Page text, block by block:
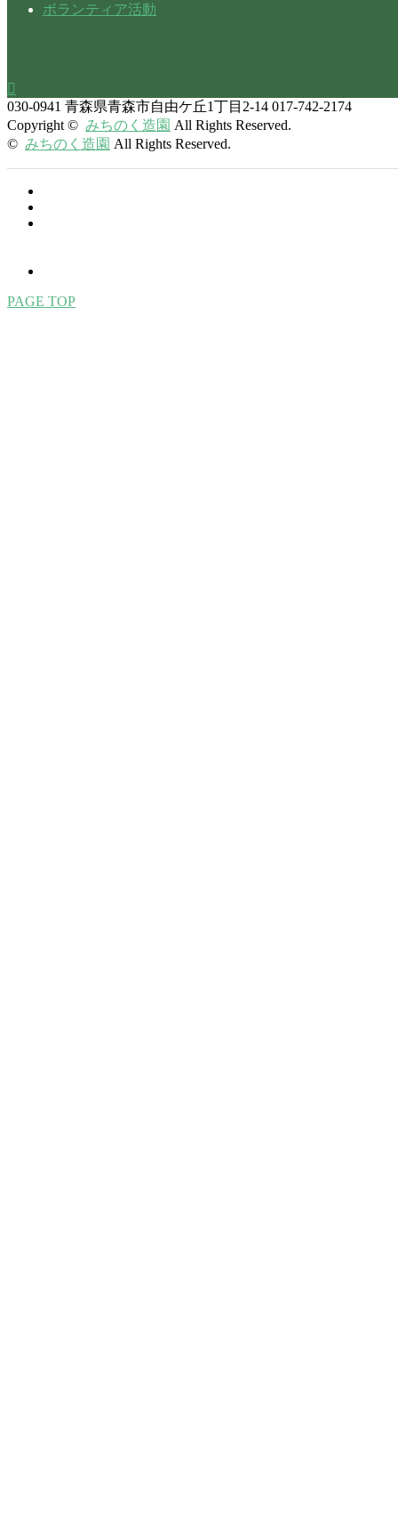
ボランティア活動

030-0941 青森県青森市自由ケ丘1丁目2-14 017-742-2174
Copyright © みちのく造園 All Rights Reserved.
© みちのく造園 All Rights Reserved.
PAGE TOP